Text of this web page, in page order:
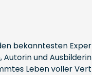
bekanntesten
Autorin und
Leben voller